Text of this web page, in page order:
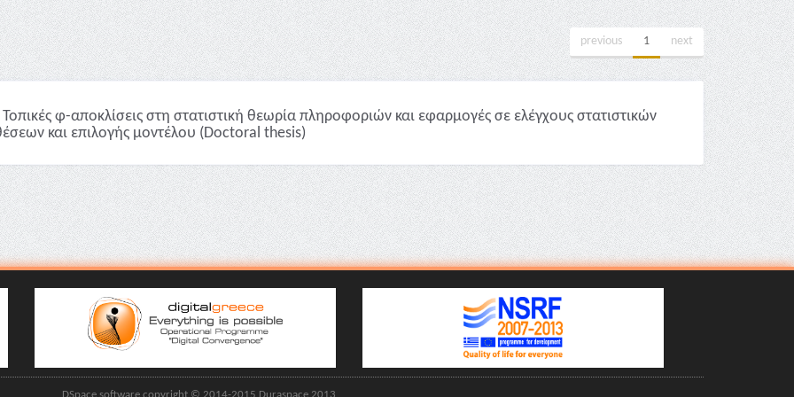
previous 1 next
φ-αποκλίσεις στη στατιστική θεωρία πληροφοριών και εφαρμογές σε ελέγχους στατιστικών
και επιλογής μοντέλου (Doctoral thesis)